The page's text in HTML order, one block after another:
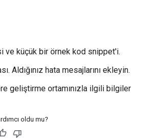
ve küçük bir örnek kod snippet'i.
Aldığınız hata mesajlarını ekleyin.
geliştirme ortamınızla ilgili bilgiler
oldu mu?